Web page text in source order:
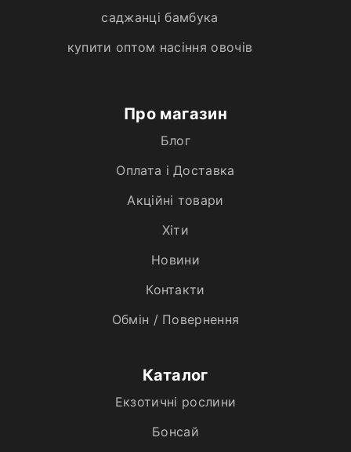
саджанці бамбука
купити оптом насіння овочів
Про магазин
Блог
Оплата і Доставка
Акційні товари
Хiти
Новини
Контакти
Обмін / Повернення
Каталог
Екзотичні рослини
Бонсай